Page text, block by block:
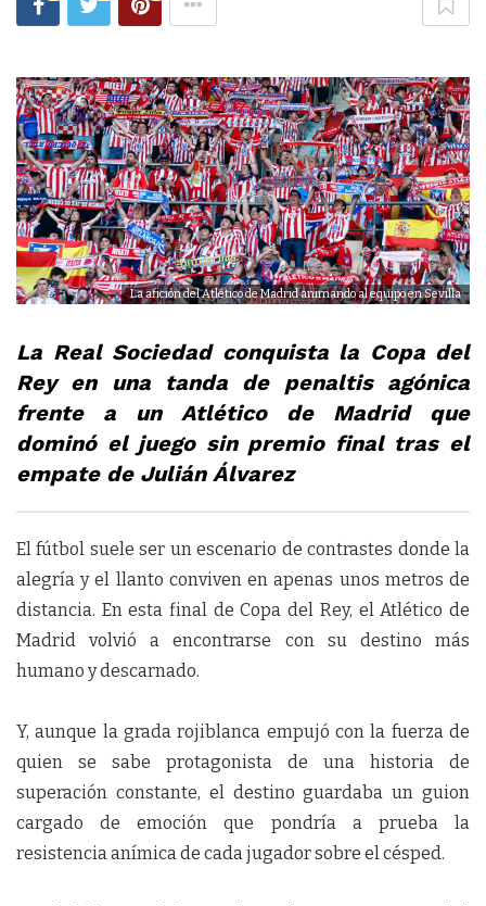
La afición del Atlético de Madrid animando al equipo en Sevilla
La Real Sociedad conquista la Copa del
Rey en una tanda de penaltis agónica
frente a un Atlético de Madrid que
dominó el juego sin premio final tras el
empate de Julián Álvarez
El fútbol suele ser un escenario de contrastes donde la
alegría y el llanto conviven en apenas unos metros de
distancia. En esta final de Copa del Rey, el Atlético de
Madrid volvió a encontrarse con su destino más
humano y descarnado.
Y, aunque la grada rojiblanca empujó con la fuerza de
quien se sabe protagonista de una historia de
superación constante, el destino guardaba un guion
cargado de emoción que pondría a prueba la
resistencia anímica de cada jugador sobre el césped.